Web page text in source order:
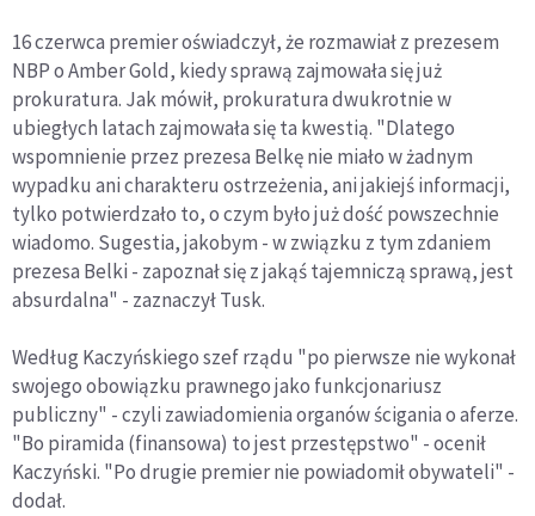
16 czerwca premier oświadczył, że rozmawiał z prezesem
NBP o Amber Gold, kiedy sprawą zajmowała się już
prokuratura. Jak mówił, prokuratura dwukrotnie w
ubiegłych latach zajmowała się ta kwestią. "Dlatego
wspomnienie przez prezesa Belkę nie miało w żadnym
wypadku ani charakteru ostrzeżenia, ani jakiejś informacji,
tylko potwierdzało to, o czym było już dość powszechnie
wiadomo. Sugestia, jakobym - w związku z tym zdaniem
prezesa Belki - zapoznał się z jakąś tajemniczą sprawą, jest
absurdalna" - zaznaczył Tusk.
Według Kaczyńskiego szef rządu "po pierwsze nie wykonał
swojego obowiązku prawnego jako funkcjonariusz
publiczny" - czyli zawiadomienia organów ścigania o aferze.
"Bo piramida (finansowa) to jest przestępstwo" - ocenił
Kaczyński. "Po drugie premier nie powiadomił obywateli" -
dodał.